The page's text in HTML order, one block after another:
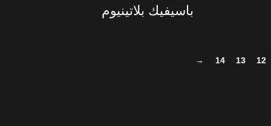
باسيفيك بلاتينيوم
12
13
14
→